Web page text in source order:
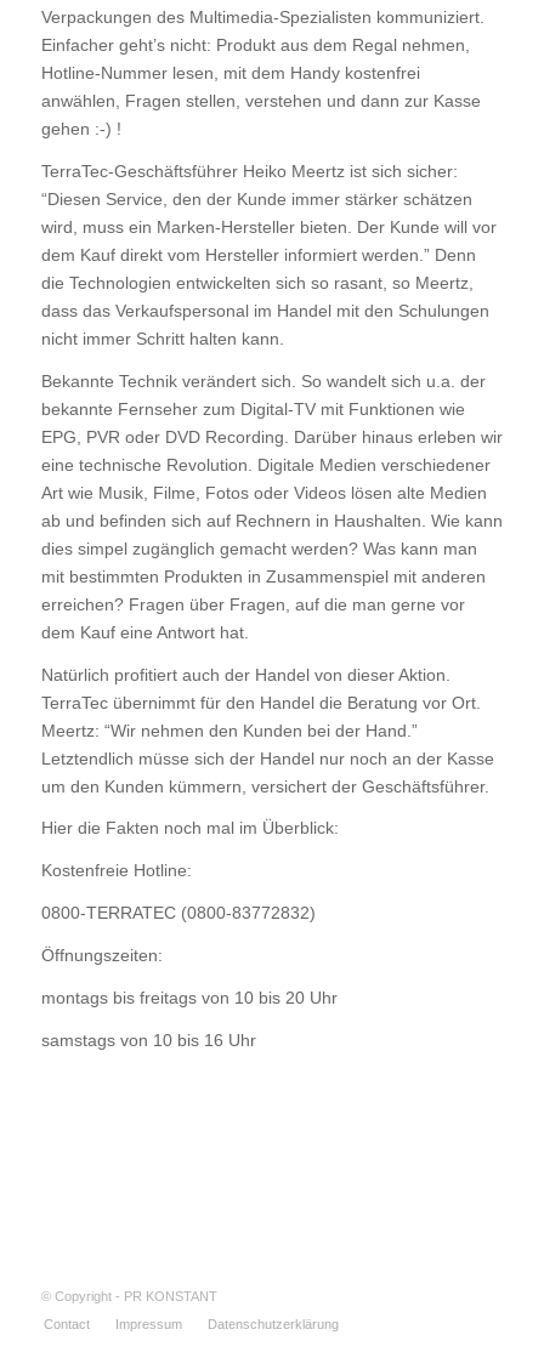
Verpackungen des Multimedia-Spezialisten kommuniziert.
Einfacher geht’s nicht: Produkt aus dem Regal nehmen,
Hotline-Nummer lesen, mit dem Handy kostenfrei
anwählen, Fragen stellen, verstehen und dann zur Kasse
gehen :-) !
TerraTec-Geschäftsführer Heiko Meertz ist sich sicher:
“Diesen Service, den der Kunde immer stärker schätzen
wird, muss ein Marken-Hersteller bieten. Der Kunde will vor
dem Kauf direkt vom Hersteller informiert werden.” Denn
die Technologien entwickelten sich so rasant, so Meertz,
dass das Verkaufspersonal im Handel mit den Schulungen
nicht immer Schritt halten kann.
Bekannte Technik verändert sich. So wandelt sich u.a. der
bekannte Fernseher zum Digital-TV mit Funktionen wie
EPG, PVR oder DVD Recording. Darüber hinaus erleben wir
eine technische Revolution. Digitale Medien verschiedener
Art wie Musik, Filme, Fotos oder Videos lösen alte Medien
ab und befinden sich auf Rechnern in Haushalten. Wie kann
dies simpel zugänglich gemacht werden? Was kann man
mit bestimmten Produkten in Zusammenspiel mit anderen
erreichen? Fragen über Fragen, auf die man gerne vor
dem Kauf eine Antwort hat.
Natürlich profitiert auch der Handel von dieser Aktion.
TerraTec übernimmt für den Handel die Beratung vor Ort.
Meertz: “Wir nehmen den Kunden bei der Hand.”
Letztendlich müsse sich der Handel nur noch an der Kasse
um den Kunden kümmern, versichert der Geschäftsführer.
Hier die Fakten noch mal im Überblick:
Kostenfreie Hotline:
0800-TERRATEC (0800-83772832)
Öffnungszeiten:
montags bis freitags von 10 bis 20 Uhr
samstags von 10 bis 16 Uhr
© Copyright - PR KONSTANT
Contact
Impressum Datenschutzerklärung